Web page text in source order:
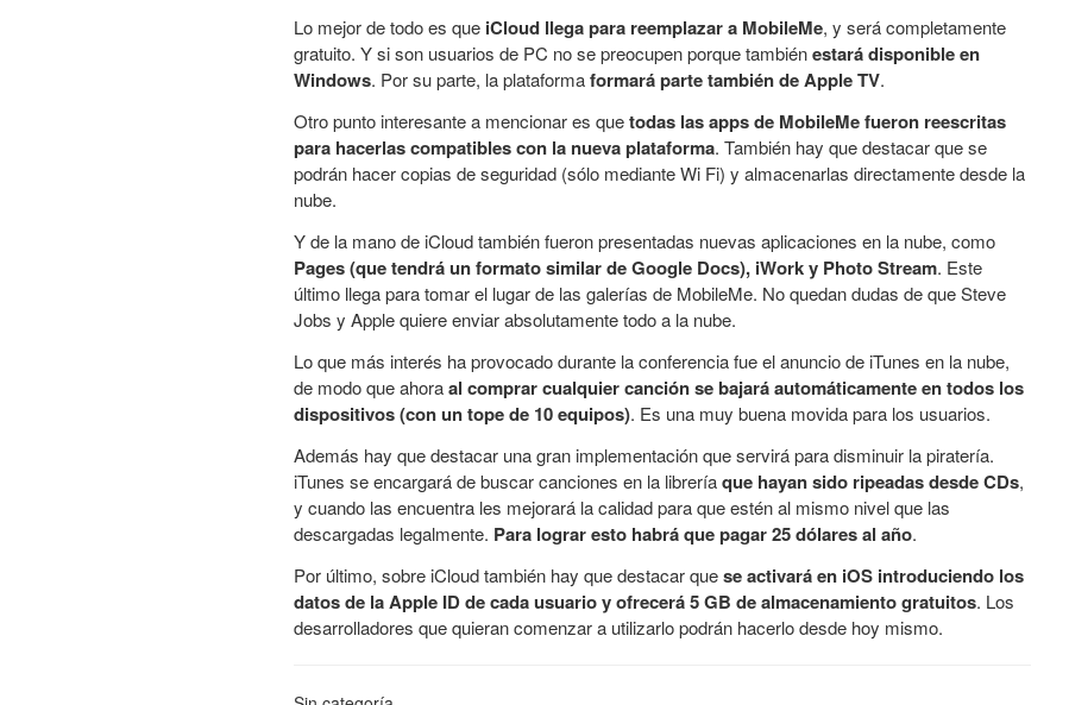
Lo mejor de todo es que iCloud llega para reemplazar a MobileMe, y será completamente
gratuito. Y si son usuarios de PC no se preocupen porque tambiénestará disponible en
Windows. Por su parte, la plataformaformará parte también de Apple TV.
Otro punto interesante a mencionar es quetodas las apps de MobileMe fueron reescritas
para hacerlas compatibles con la nueva plataforma. También hay que destacar que se
podrán hacer copias de seguridad (sólo mediante Wi Fi) y almacenarlas directamente desde la
nube.
Y de la mano de iCloud también fueron presentadas nuevas aplicaciones en la nube, como
Pages (que tendrá un formato similar de Google Docs), iWork y Photo Stream. Este
último llega para tomar el lugar de las galerías de MobileMe. No quedan dudas de que Steve
Jobs y Apple quiere enviar absolutamente todo a la nube.
Lo que más interés ha provocado durante la conferencia fue el anuncio de iTunes en la nube,
de modo que ahoraal comprar cualquier canción se bajará automáticamente en todos los
dispositivos (con un tope de 10 equipos). Es una muy buena movida para los usuarios.
Además hay que destacar una gran implementación que servirá para disminuir la piratería.
iTunes se encargará de buscar canciones en la libreríaque hayan sido ripeadas desde CDs,
y cuando las encuentra les mejorará la calidad para que estén al mismo nivel que las
descargadas legalmente. Para lograr esto habrá que pagar 25 dólares al año.
Por último, sobre iCloud también hay que destacar quese activará en iOS introduciendo los
datos de la Apple ID de cada usuario y ofrecerá 5 GB de almacenamiento gratuitos. Los
desarrolladores que quieran comenzar a utilizarlo podrán hacerlo desde hoy mismo.